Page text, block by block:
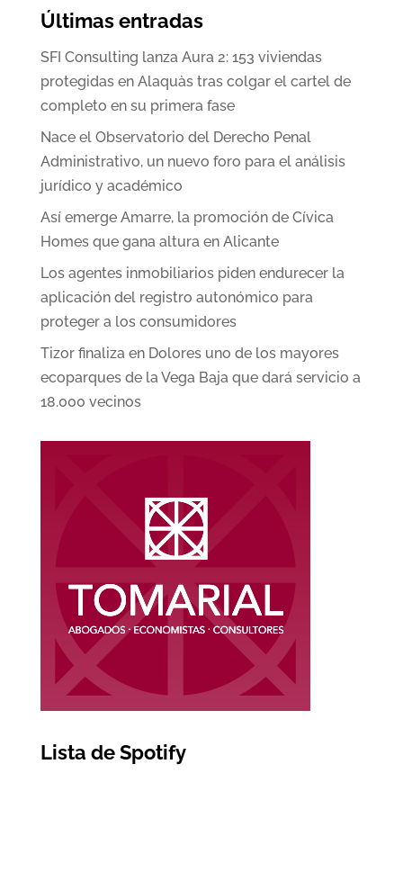
Últimas entradas
SFI Consulting lanza Aura 2: 153 viviendas
protegidas en Alaquàs tras colgar el cartel de
completo en su primera fase
Nace el Observatorio del Derecho Penal
Administrativo, un nuevo foro para el análisis
jurídico y académico
Así emerge Amarre, la promoción de Cívica
Homes que gana altura en Alicante
Los agentes inmobiliarios piden endurecer la
aplicación del registro autonómico para
proteger a los consumidores
Tizor finaliza en Dolores uno de los mayores
ecoparques de la Vega Baja que dará servicio a
18.000 vecinos
Lista de Spotify